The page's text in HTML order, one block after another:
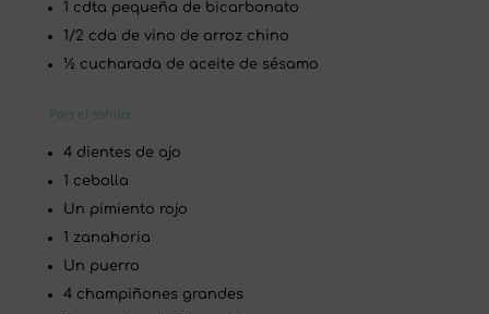
1 cdta pequeña de bicarbonato
1/2 cda de vino de arroz chino
½ cucharada de aceite de sésamo
Para el sofrito:
4 dientes de ajo
1 cebolla
Un pimiento rojo
1 zanahoria
Un puerro
4 champiñones grandes